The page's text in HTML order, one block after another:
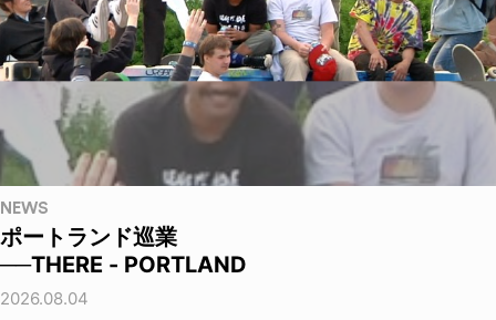
NEWS
ポートランド巡業
──THERE - PORTLAND
2026.08.04